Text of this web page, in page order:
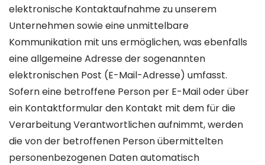
elektronische Kontaktaufnahme zu unserem
Unternehmen sowie eine unmittelbare
Kommunikation mit uns ermöglichen, was ebenfalls
eine allgemeine Adresse der sogenannten
elektronischen Post (E-Mail-Adresse) umfasst.
Sofern eine betroffene Person per E-Mail oder über
ein Kontaktformular den Kontakt mit dem für die
Verarbeitung Verantwortlichen aufnimmt, werden
die von der betroffenen Person übermittelten
personenbezogenen Daten automatisch